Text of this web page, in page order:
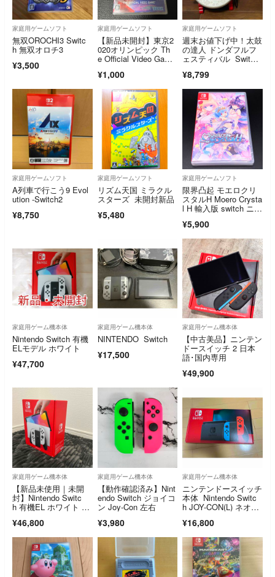
家庭用ゲームソフト
無双OROCHI3 Switc
h 無双オロチ3
¥3,500
家庭用ゲームソフト
【新品未開封】東京2
020オリンピック Th
e Official Video Game
¥1,000
家庭用ゲームソフト
週末お値下げ中！太鼓
の達人 ドンダフルフ
ェスティバル Switc
¥8,799
家庭用ゲームソフト
A列車で行こう9 Evol
ution -Switch2
¥8,750
家庭用ゲームソフト
リズム天国 ミラクル
スターズ 未開封新品
¥5,480
家庭用ゲームソフト
限界凸起 モエロクリ
スタルH Moero Crysta
l H 輸入版 switch ニン
¥5,900
家庭用ゲーム機本体
Nintendo Switch 有機
ELモデル ホワイト
¥47,700
家庭用ゲーム機本体
NINTENDO Switch
¥17,500
家庭用ゲーム機本体
【中古美品】ニンテン
ドースイッチ 2 日本
語･国内専用
¥49,900
家庭用ゲーム機本体
【新品未使用｜未開
封】Nintendo Switc
h 有機EL ホワイト 本
¥46,800
家庭用ゲーム機本体
【動作確認済み】Nint
endo Switch ジョイコ
ン Joy-Con 左右
¥3,980
家庭用ゲーム機本体
ニンテンドースイッチ
本体 Nintendo Switc
h JOY-CON(L) ネオン
ド
¥16,800